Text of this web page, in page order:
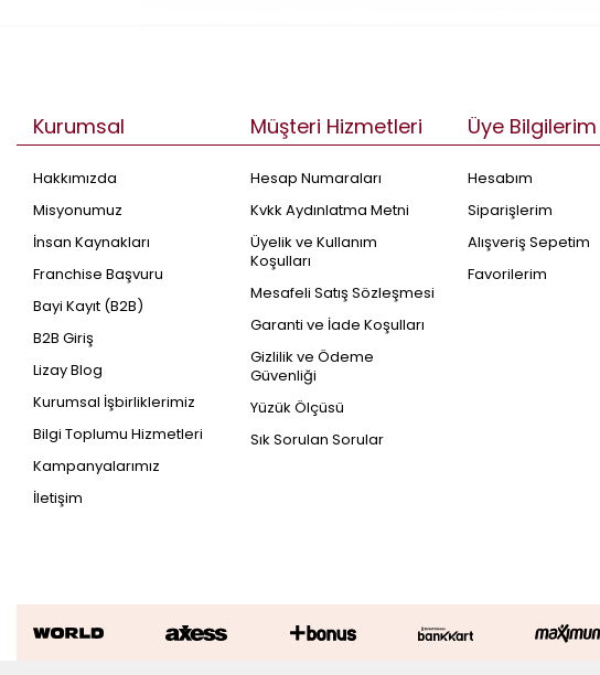
Kurumsal
Hakkımızda
Misyonumuz
İnsan Kaynakları
Franchise Başvuru
Bayi Kayıt (B2B)
B2B Giriş
Lizay Blog
Kurumsal İşbirliklerimiz
Bilgi Toplumu Hizmetleri
Kampanyalarımız
İletişim
Müşteri Hizmetleri
Hesap Numaraları
Kvkk Aydınlatma Metni
Üyelik ve Kullanım
Koşulları
Mesafeli Satış Sözleşmesi
Garanti ve İade Koşulları
Gizlilik ve Ödeme
Güvenliği
Yüzük Ölçüsü
Sık Sorulan Sorular
Üye Bilgilerim
Hesabım
Siparişlerim
Alışveriş Sepetim
Favorilerim